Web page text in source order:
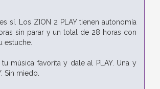
es sí. Los ZION 2 PLAY tienen autonomía
sin parar y un total de 28 horas con
estuche.
música favorita y dale al PLAY. Una y
Sin miedo.